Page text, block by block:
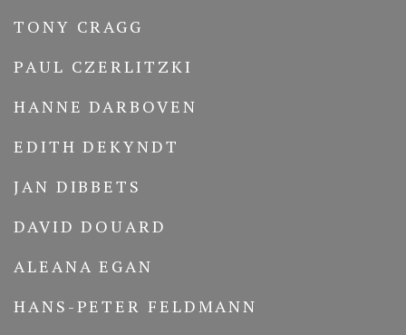
TONY CRAGG
PAUL CZERLITZKI
HANNE DARBOVEN
EDITH DEKYNDT
JAN DIBBETS
DAVID DOUARD
ALEANA EGAN
HANS-PETER FELDMANN